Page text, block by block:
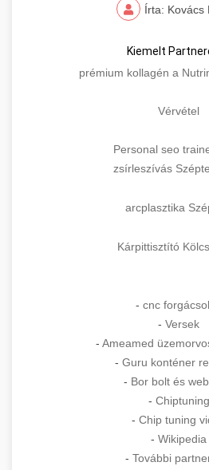
Írta: Kovács
Kiemelt
prémium kollagén a
Vérvétel
Personal seo
zsírleszívás
arcplasztika
Kárpittisztító
- cnc
- Versek
- Ameamed
- Guru konténer
- Bor bolt és
- Chiptuning
- Chip tuning
- Wikipedia
- További